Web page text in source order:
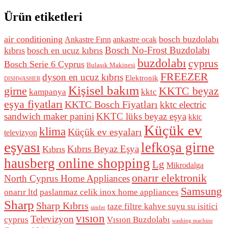
Ürün etiketleri
air conditioning Ankastre Fırın ankastre ocak bosch buzdolabı
kıbrıs bosch en ucuz kıbrıs Bosch No-Frost Buzdolabı
Bosch Serie 6 Cyprus Bulaşık Makinesi buzdolabı cyprus
DISHWASHER dyson en ucuz kıbrıs Elektronik FREEZER
girne kampanya Kişisel bakım kktc KKTC beyaz
eşya fiyatları KKTC Bosch Fiyatları kktc electric
sandwich maker panini KKTC lüks beyaz eşya kktc
televizyon klima Küçük ev esyaları Küçük ev
eşyası Kıbrıs Kıbrıs Beyaz Eşya lefkoşa girne
hausberg online shopping Lg Mikrodalga
North Cyprus Home Appliancesonarır elektronik
onarır ltd paslanmaz celik inox home appliances Samsung
Sharp Sharp Kıbrıs simfer taze filtre kahve suyu su isitici
cyprus Televizyon vısıon Vısıon Buzdolabı washing machine